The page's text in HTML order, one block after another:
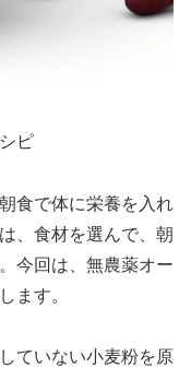
ピ
食で体に栄養を入れ
、食材を選んで、朝
今回は、無農薬オー
ます。
ていない小麦粉を原